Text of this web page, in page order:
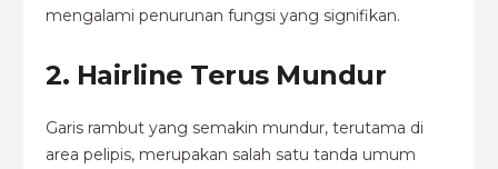
mengalami penurunan fungsi yang signifikan.
2. Hairline Terus Mundur
Garis rambut yang semakin mundur, terutama di
area pelipis, merupakan salah satu tanda umum